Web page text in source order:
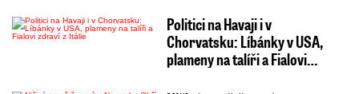
Politici na Havaji i v
Chorvatsku: Líbánky v USA,
plameny na talíři a Fialovi…